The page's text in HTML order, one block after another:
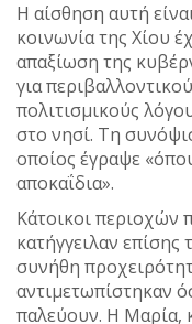
Η αίσθηση αυτή
κοινωνία της Χίου
απαξίωση της
για
πολιτισμικούς
στο νησί. Τη
οποίος έγραψε
αποκαΐδια».
Κάτοικοι περιοχών
κατήγγειλαν
συνήθη
αντιμετωπίστηκαν
παλεύουν. Η Μαρία,